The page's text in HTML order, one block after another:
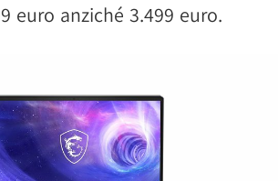
euro anziché 3.499 euro.